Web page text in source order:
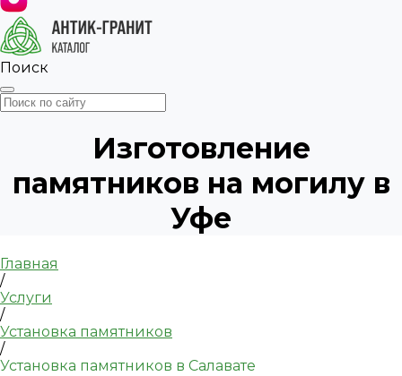
Поиск
Изготовление
памятников на могилу в
Уфе
Главная
/
Услуги
/
Установка памятников
/
Установка памятников в Салавате